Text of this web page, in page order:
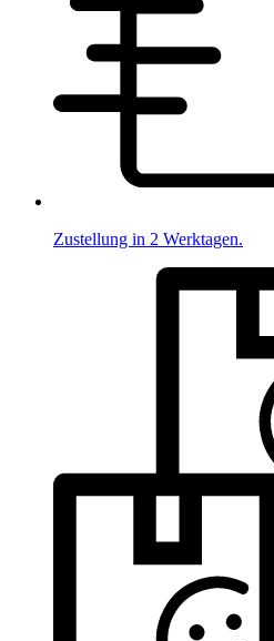
Zustellung in 2 Werktagen.